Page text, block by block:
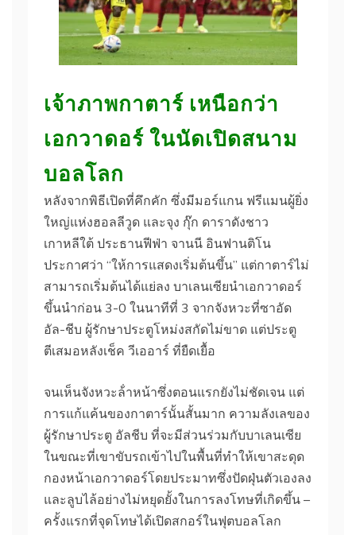
เจ้าภาพกาตาร์ เหนือกว่า
เอกวาดอร์ ในนัดเปิดสนาม
บอลโลก
หลังจากพิธีเปิดที่คึกคัก ซึ่งมีมอร์แกน ฟรีแมนผู้ยิ่ง
ใหญ่แห่งฮอลลีวูด และจุง กุ๊ก ดาราดังชาว
เกาหลีใต้ ประธานฟีฟ่า จานนี อินฟานติโน
ประกาศว่า “ให้การแสดงเริ่มต้นขึ้น” แต่กาตาร์ไม่
สามารถเริ่มต้นได้แย่ลง บาเลนเซียนําเอกวาดอร์
ขึ้นนําก่อน 3-0 ในนาทีที่ 3 จากจังหวะที่ซาอัด
อัล-ชีบ ผู้รักษาประตูโหม่งสกัดไม่ขาด แต่ประตู
ตีเสมอหลังเช็ค วีเออาร์ ที่ยืดเยื้อ
จนเห็นจังหวะล้ําหน้าซึ่งตอนแรกยังไม่ชัดเจน แต่
การแก้แค้นของกาตาร์นั้นสั้นมาก ความลังเลของ
ผู้รักษาประตู อัลชีบ ที่จะมีส่วนร่วมกับบาเลนเซีย
ในขณะที่เขาขับรถเข้าไปในพื้นที่ทําให้เขาสะดุด
กองหน้าเอกวาดอร์โดยประมาทซึ่งปัดฝุ่นตัวเองลง
และลูบไล้อย่างไม่หยุดยั้งในการลงโทษที่เกิดขึ้น –
ครั้งแรกที่จุดโทษได้เปิดสกอร์ในฟุตบอลโลก